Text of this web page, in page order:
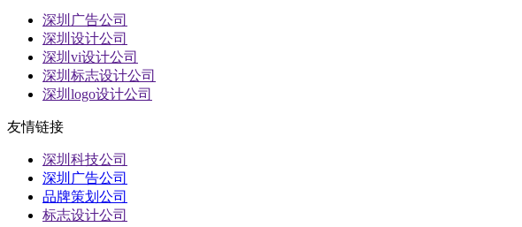
深圳广告公司
深圳设计公司
深圳vi设计公司
深圳标志设计公司
深圳logo设计公司
友情链接
深圳科技公司
深圳广告公司
品牌策划公司
标志设计公司